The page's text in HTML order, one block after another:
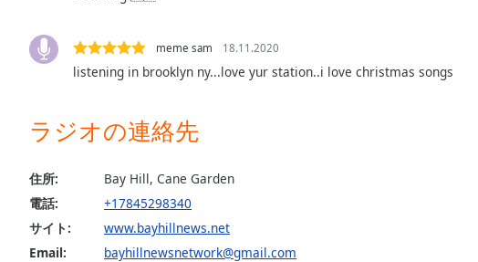
Background
Opacity
Caption
Background
Color
meme sam 18.11.2020
listening in brooklyn ny...love yur station..i love christmas songs
ラジオの連絡先
住所:
Bay Hill, Cane Garden
電話:
+17845298340
サイト:
www.bayhillnews.net
Email:
bayhillnewsnetwork@gmail.com